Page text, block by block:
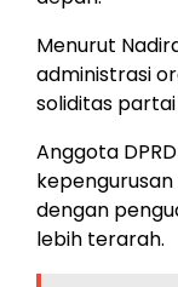
Menurut
administrasi
soliditas
Anggota
dengan
lebih terarah.